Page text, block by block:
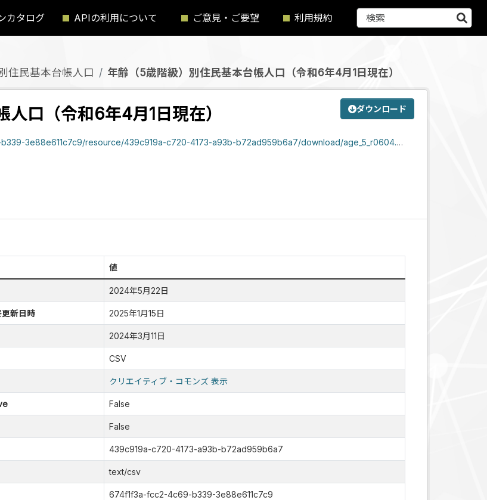
カタログ APIの利用について ご意見・ご要望 利用規約
住民基本台帳人口 年齢（5歳階級）別住民基本台帳人口（令和6年4月1日現在）
ダウンロード
口（令和6年4月1日現在）
3e88e611c7c9/resource/439c919a-c720-4173-a93b-b72ad959b6a7/download/age_5_r0604.csv
値
2024年5月22日
新日時 2025年1月15日
2024年3月11日
CSV
クリエイティブ・コモンズ 表示
False
False
439c919a-c720-4173-a93b-b72ad959b6a7
text/csv
674f1f3a-fcc2-4c69-b339-3e88e611c7c9